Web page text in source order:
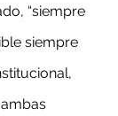
“siempre
siempre